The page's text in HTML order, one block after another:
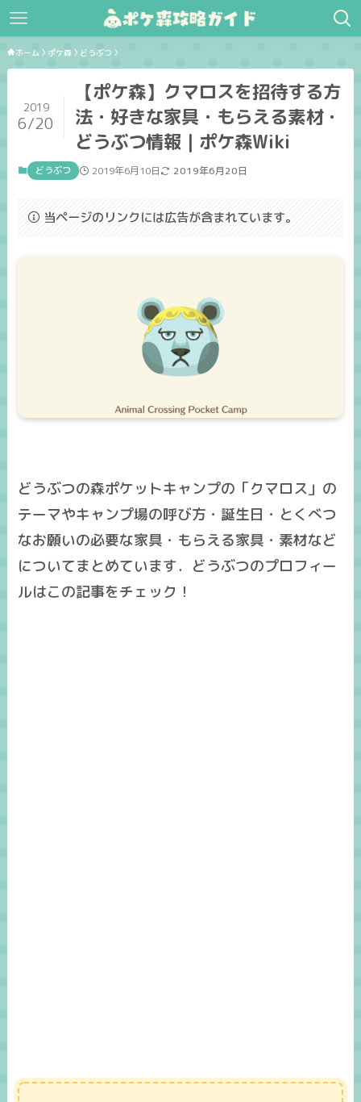
ホーム ポケ森 どうぶつ
【ポケ森】クマロスを招待する方
法・好きな家具・もらえる素材・
どうぶつ情報｜ポケ森Wiki
2019
6/20
どうぶつ 2019年6月10日 2019年6月20日
当ページのリンクには広告が含まれています。
どうぶつの森ポケットキャンプの「クマロス」の
テーマやキャンプ場の呼び方・誕生日・とくべつ
なお願いの必要な家具・もらえる家具・素材など
についてまとめています．どうぶつのプロフィー
ルはこの記事をチェック！